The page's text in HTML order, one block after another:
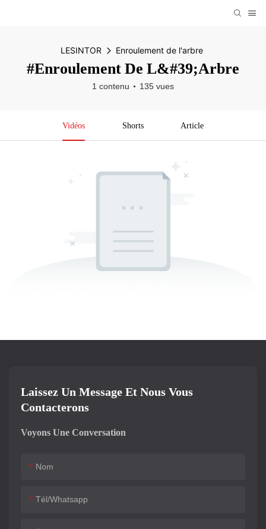
LESINTOR Enroulement de l'arbre
#Enroulement De L&#39;arbre
1 contenu 135 vues
Vidéos Shorts Article
Laissez Un Message Et Nous Vous
Contacterons
Voyons Une Conversation
Nom
Tél/whatsapp